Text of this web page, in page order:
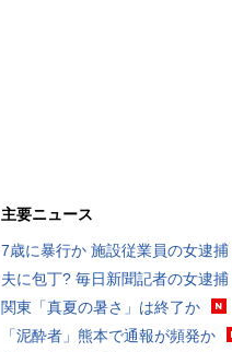
主要ニュース
7歳に暴行か 施設従業員の女逮捕
夫に包丁? 毎日新聞記者の女逮捕
関東「真夏の暑さ」は終了か
「泥酔者」熊本で通報が頻発か